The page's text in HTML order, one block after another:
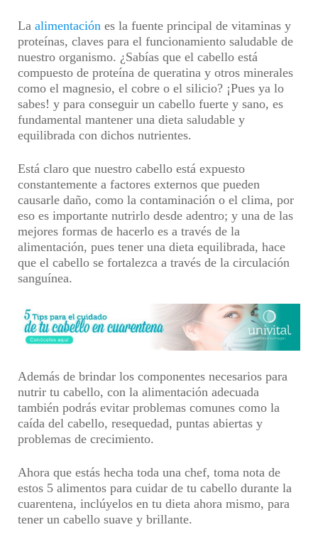
La alimentación es la fuente principal de vitaminas y
proteínas, claves para el funcionamiento saludable de
nuestro organismo. ¿Sabías que el cabello está
compuesto de proteína de queratina y otros minerales
como el magnesio, el cobre o el silicio? ¡Pues ya lo
sabes! y para conseguir un cabello fuerte y sano, es
fundamental mantener una dieta saludable y
equilibrada con dichos nutrientes.
Está claro que nuestro cabello está expuesto
constantemente a factores externos que pueden
causarle daño, como la contaminación o el clima, por
eso es importante nutrirlo desde adentro; y una de las
mejores formas de hacerlo es a través de la
alimentación, pues tener una dieta equilibrada, hace
que el cabello se fortalezca a través de la circulación
sanguínea.
Además de brindar los componentes necesarios para
nutrir tu cabello, con la alimentación adecuada
también podrás evitar problemas comunes como la
caída del cabello, resequedad, puntas abiertas y
problemas de crecimiento.
Ahora que estás hecha toda una chef, toma nota de
estos 5 alimentos para cuidar de tu cabello durante la
cuarentena, inclúyelos en tu dieta ahora mismo, para
tener un cabello suave y brillante.